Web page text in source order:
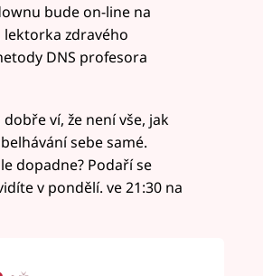
bude on-line na
lektorka zdravého
DNS profesora
ví, že není vše, jak
sebe samé.
dopadne? Podaří se
v pondělí. ve 21:30 na